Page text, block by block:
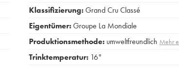
Klassifizierung:Grand Cru Classé
Eigentümer:Groupe La Mondiale
Produktionsmethode: umweltfreundlich Mehr
Trinktemperatur: 16°